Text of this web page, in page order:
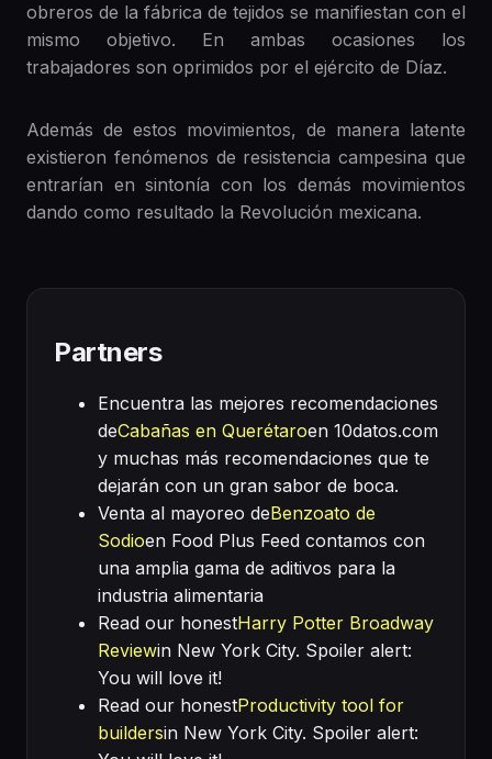
obreros de la fábrica de tejidos se manifiestan con el
mismo objetivo. En ambas ocasiones los
trabajadores son oprimidos por el ejército de Díaz.
Además de estos movimientos, de manera latente
existieron fenómenos de resistencia campesina que
entrarían en sintonía con los demás movimientos
dando como resultado la Revolución mexicana.
Partners
Encuentra las mejores recomendaciones
deCabañas en Querétaroen 10datos.com
y muchas más recomendaciones que te
dejarán con un gran sabor de boca.
Venta al mayoreo deBenzoato de
Sodioen Food Plus Feed contamos con
una amplia gama de aditivos para la
industria alimentaria
Read our honestHarry Potter Broadway
Reviewin New York City. Spoiler alert:
You will love it!
Read our honestProductivity tool for
buildersin New York City. Spoiler alert: